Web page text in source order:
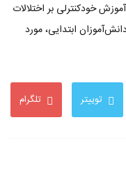
خودکنترلی بر اختلالات
ابتدایی، مورد
توییتر تلگرام